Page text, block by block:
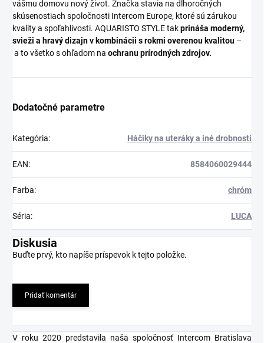
vášmu domovu nový život. Značka stavia na dlhoročných
skúsenostiach spoločnosti Intercom Europe, ktoré sú zárukou
kvality a spoľahlivosti. AQUARISTO STYLE takprináša moderný,
svieži a hravý dizajn v kombinácii s rokmi overenou kvalitou –
a to všetko s ohľadom na ochranu prírodných zdrojov.
Dodatočné parametre
Kategória: Háčiky na uteráky a iné drobnosti
EAN: 8584060029444
Farba: chróm
Séria: LUCA
Diskusia
Buďte prvý, kto napíše príspevok k tejto položke.
Pridať komentár
V roku 2020 predstavila naša spoločnosť Intercom Bratislava